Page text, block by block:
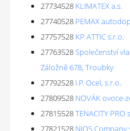
27734528 KLIMATEX a.s.
27740528 PEMAX
27757528 KP ATTIC s.r.o.
27763528Společenství
Záložně 678, Troubky
27792528 I.P. Ocel, s.r.o.
27809528 NOVÁK ovoce-
27815528TENACITY PRO
27821528 NIOS Company